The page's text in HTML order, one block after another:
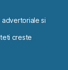
si
creste